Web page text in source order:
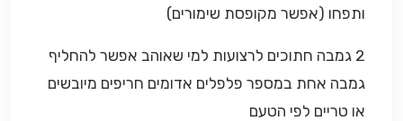
ותפחו (אפשר מקופסת שימורים)
2 גמבה חתוכים לרצועות למי שאוהב אפשר להחליף
גמבה אחת במספר פלפלים אדומים חריפים מיובשים
או טריים לפי הטעם